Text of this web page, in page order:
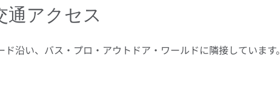
通アクセス
沿い、バス・プロ・アウトドア・ワールドに隣接しています。